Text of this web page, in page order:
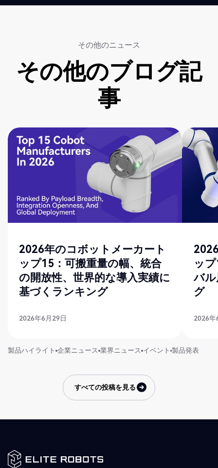
その他のニュース
その他のブログ記
事
2026年のコボットメーカート
ップ15：可搬重量の幅、統合
の開放性、世界的な導入実績に
基づくランキング
2026年6月29日
ッ
バ
グ
2026年
製品ハイライト 企業ニュース 業界ニュース イベント 製品発表
すべての投稿を見る
すべての投稿を見る